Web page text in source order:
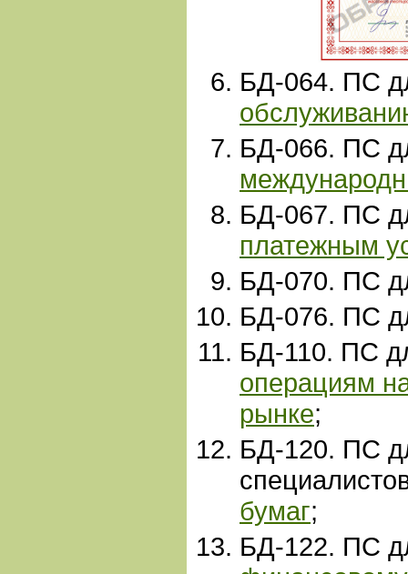
БД-064. ПС
БД-066. ПС
БД-067. ПС
платежным
БД-070. ПС
БД-076. ПС
БД-110. ПС
операциям
рынке;
БД-120. ПС
бумаг;
БД-122. ПС